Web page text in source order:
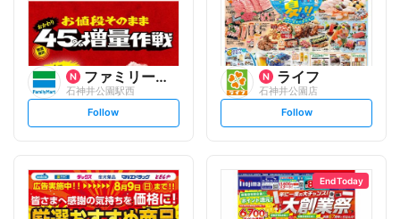
ファミリーマート
石神井公園駅西
s
t
l
o
w
Follow
ライフ
石神井公園店
s
t
l
o
w
Follow
End Today